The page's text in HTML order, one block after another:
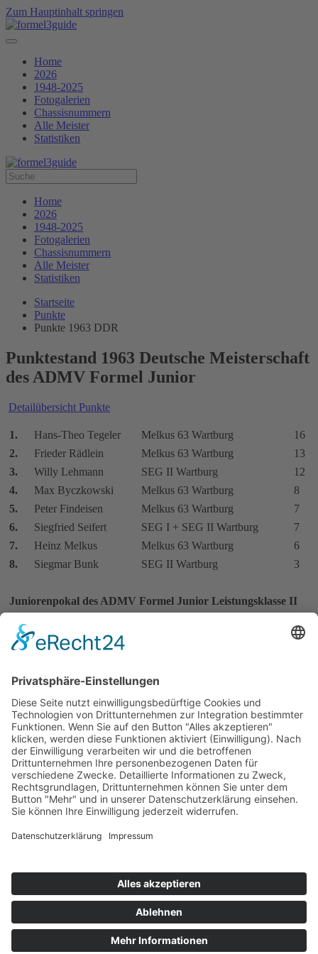
Zum Hauptinhalt springen
Home
2026
1948-2025
Fotogalerien
Chassisnummern
Alle Meister
Statistiken
Home
2026
1948-2025
Fotogalerien
Chassisnummern
Alle Meister
Statistiken
Startseite
Punkte
Punkte 1963 DDR
Punktestand 1963 Deutsche Meisterschaft
des ADMV Formel Junior
Detailübersicht Punkte
1. Hans-Theo Tegeler Melkus 63 Wartburg
16
2.
Frieder Rädlein Melkus 63 Wartburg
13
3.
Willy Lehmann SEG II Wartburg
12
4.
Max Byczkowski Melkus 63 Wartburg
8
5.
Peter Findeisen Melkus 63 Wartburg
7
6.
Siegfried Seifert SEG I + SEG II Wartburg
7
7.
Heinz Melkus Melkus 63 Wartburg
6
8.
Siegmar Bunk SEG II Wartburg 3
Juniorenpokal des ADMV Formel Junior Leistungsklasse II
2.
Siegfried Leutert
18
4.
Werner Markhoff
6.
Helmut Zimmer Zimmer-Eigenbau Wartburg
4
7.
Günther Klug Melkus 62 Wartburg
8.
Peter Bretschneider Melkus 62 Wartburg
9.
Dietmar Grieger SEG I Wartburg
Bei Punktegleichheit entscheidet die bessere Platzierung in Dresden.
Impressum
Jahrbuch
Cookie-Einstellungen